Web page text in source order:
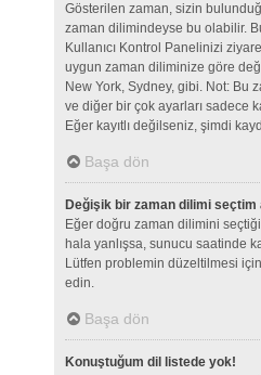
Gösterilen zaman, sizin
zaman dilimindeyse bu olabilir.
Kullanıcı Kontrol Panelinizi
uygun zaman diliminize göre
New York, Sydney, gibi. Not: Bu
ve diğer bir çok ayarları sadece
Eğer kayıtlı değilseniz, şimdi
Başa dön
Değişik bir zaman dilimi seçtim
Eğer doğru zaman dilimini
hala yanlışsa, sunucu saatinde
Lütfen problemin düzeltilmesi
edin.
Başa dön
Konuştuğum dil listede yok!